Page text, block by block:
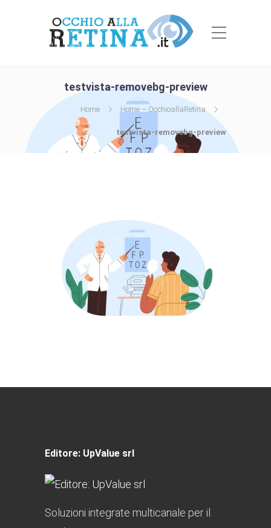
testvista-removebg-preview
Home Home – OcchioallaRetina
testvista-removebg-preview
Editore: UpValue srl
Soluzioni integrate multicanale per il